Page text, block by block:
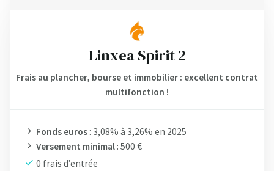
Linxea Spirit 2
Frais au plancher, bourse et immobilier : excellent contrat
multifonction !
Fonds euros : 3,08% à 3,26% en 2025
Versement minimal : 500 €
0 frais d’entrée